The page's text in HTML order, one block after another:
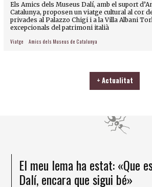
Els Amics dels Museus Dalí, amb el suport
Catalunya, proposen un viatge cultural al cor
privades al Palazzo Chigi i a la Villa Albani
excepcionals del patrimoni italià
Viatge Amics dels Museus de Catalunya
+ Actualitat
El meu lema ha estat: «Que
Dalí, encara que sigui bé»